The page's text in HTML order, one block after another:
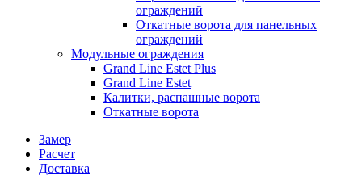
ограждений
Откатные ворота для панельных
ограждений
Модульные ограждения
Grand Line Estet Plus
Grand Line Estet
Калитки, распашные ворота
Откатные ворота
Замер
Расчет
Доставка